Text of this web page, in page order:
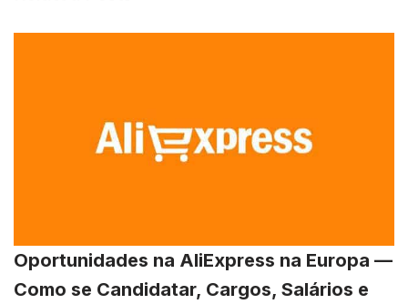
Oportunidades na AliExpress na Europa —
Como se Candidatar, Cargos, Salários e